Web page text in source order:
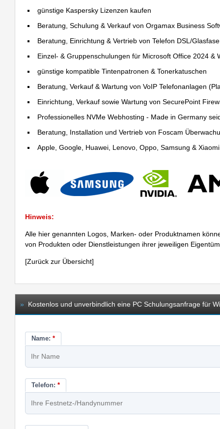
günstige Kaspersky Lizenzen kaufen
Beratung, Schulung & Verkauf von Orgamax Business
Beratung, Einrichtung & Vertrieb von Telefon DSL/
Einzel- & Gruppenschulungen für Microsoft Office 2024 &
günstige kompatible Tintenpatronen & Tonerkatuschen
Beratung, Verkauf & Wartung von VoIP Telefonanlagen
Einrichtung, Verkauf sowie Wartung von SecurePoint
Professionelles NVMe Webhosting - Made in Germany
Beratung, Installation und Vertrieb von Foscam
Apple, Google, Huawei, Lenovo, Oppo, Samsung &
Hinweis:
Alle hier genannten Logos, Marken- oder Produktnamen
von Produkten oder Dienstleistungen ihrer jeweiligen
[Zurück zur Übersicht]
» Kostenlos und unverbindlich eine PC Schulungsanfrage für
Name: *
Telefon: *